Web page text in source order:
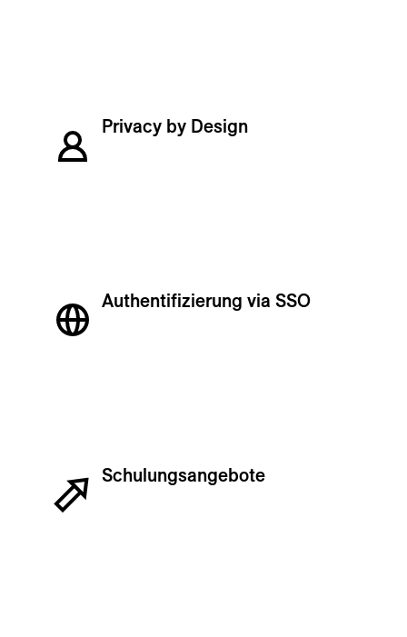
Privacy by Design
Authentifizierung via SSO
Schulungs­an­ge­bote